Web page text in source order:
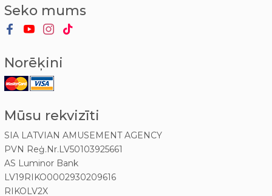
Seko mums
Norēķini
Mūsu rekvizīti
SIA LATVIAN AMUSEMENT AGENCY
PVN Reģ.Nr.LV50103925661
AS Luminor Bank
LV19RIKO0002930209616
RIKOLV2X